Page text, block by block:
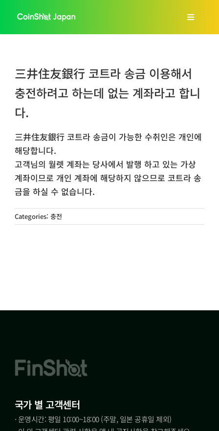
츠
Toggle
회사소개
블로그
한국어
三井住友銀行 코트라 송금 이용해서
충전하려고 하는데 없는 계좌라고 합니
다.
三井住友銀行 코트라 송금이 가능한 수취인은 개인에
해당합니다.
고객님의 월렛 계좌는 당사에서 발행 하고 있는 가상
계좌이므로 개인 계좌에 해당하지 않으므로 코트라 송
금을 하실 수 없습니다.
Categories: 충전
국가 별 고객센터
· 운영시간: 평일 10:00~18:00 (주말, 일본 공휴일 제외)